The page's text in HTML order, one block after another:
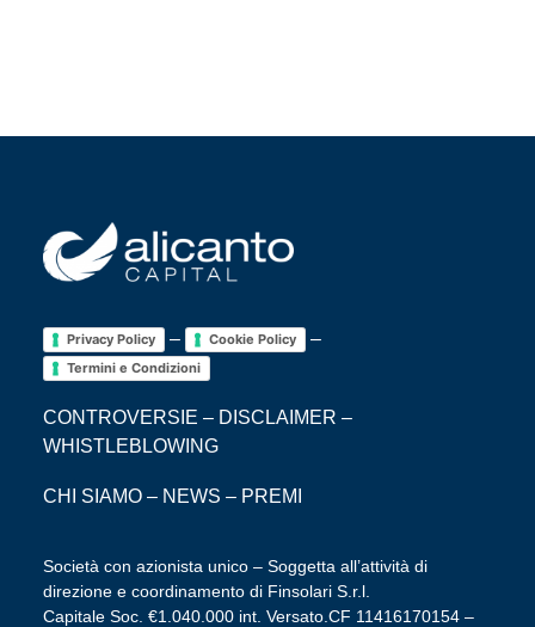
Privacy Policy – Cookie Policy –
Termini e Condizioni
CONTROVERSIE – DISCLAIMER –
WHISTLEBLOWING
CHI SIAMO – NEWS – PREMI
Società con azionista unico – Soggetta all’attività di
direzione e coordinamento di Finsolari S.r.l.
Capitale Soc. €1.040.000 int. Versato.CF 11416170154 –